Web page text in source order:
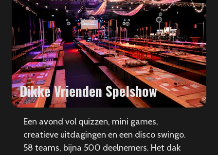
Dikke Vrienden Spelshow
Een avond vol quizzen, mini games,
creatieve uitdagingen en een disco swingo.
58 teams, bijna 500 deelnemers. Het dak